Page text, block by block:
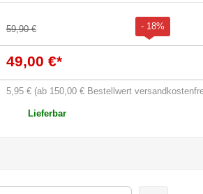
59,90 € - 18%
49,00 €*
5,95 € (ab 150,00 € Bestellwert
Lieferbar